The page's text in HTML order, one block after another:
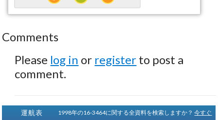
Comments
Please log in or register to post a
comment.
運航表 1998年の16-3464に関する全資料を検索しますか？今すぐ